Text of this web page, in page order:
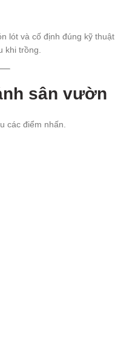
lót và cố định đúng kỹ thuật
khi trồng.
sân vườn
các điểm nhấn.